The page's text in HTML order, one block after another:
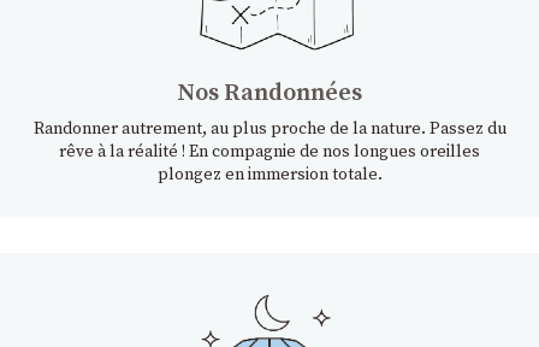
Nos Randonnées
Randonner autrement, au plus proche de la nature. Passez du
rêve à la réalité ! En compagnie de nos longues oreilles
plongez en immersion totale.